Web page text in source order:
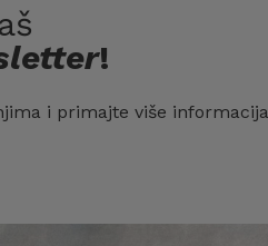
!
i primajte više